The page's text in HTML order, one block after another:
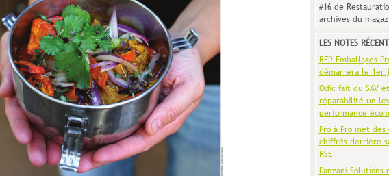
#16 de
archives du
LES NOTES
REP Emballages
démarrera le 1er
Odic fait du SAV
réparabilité un
performance
Pro à Pro met
chiffrés derrière
RSE
Panzani Solutions